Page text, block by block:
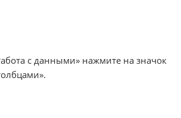
с данными» нажмите на значок